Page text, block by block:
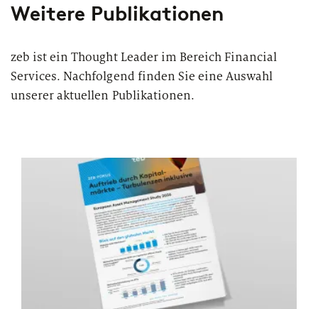
Weitere Publikationen
zeb ist ein Thought Leader im Bereich Financial
Services. Nachfolgend finden Sie eine Auswahl
unserer aktuellen Publikationen.